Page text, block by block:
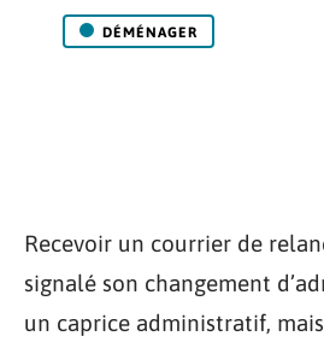
DÉMÉNAGER
Recevoir un courrier de
signalé son changement
un caprice administratif,